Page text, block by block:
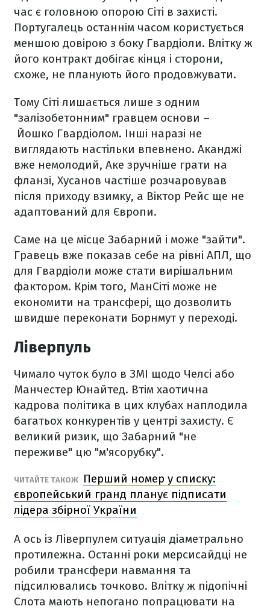
час є головною опорою Сіті в захисті.
Португалець останнім часом користується
меншою довірою з боку Гвардіоли. Влітку ж
його контракт добігає кінця і сторони,
схоже, не планують його продовжувати.
Тому Сіті лишається лише з одним
"залізобетонним" гравцем основи –
Йошко Гвардіолом. Інші наразі не
виглядають настільки впевнено. Аканджі
вже немолодий, Аке зручніше грати на
фланзі, Хусанов частіше розчаровував
після приходу взимку, а Віктор Рейс ще не
адаптований для Європи.
Саме на це місце Забарний і може "зайти".
Гравець вже показав себе на рівні АПЛ, що
для Гвардіоли може стати вирішальним
фактором. Крім того, МанСіті може не
економити на трансфері, що дозволить
швидше переконати Борнмут у переході.
Ліверпуль
Чимало чуток було в ЗМІ щодо Челсі або
Манчестер Юнайтед. Втім хаотична
кадрова політика в цих клубах наплодила
багатьох конкурентів у центрі захисту. Є
великий ризик, що Забарний "не
переживе" цю "м'ясорубку".
ЧИТАЙТЕ ТАКОЖ
Перший номер у списку:
європейський гранд планує підписати
лідера збірної України
А ось із Ліверпулем ситуація діаметрально
протилежна. Останні роки мерсисайдці не
робили трансфери навмання та
підсилювались точково. Влітку ж підопічні
Слота мають непогано попрацювати на